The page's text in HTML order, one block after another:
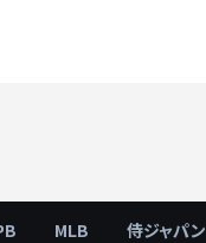
MLB 侍ジャパン